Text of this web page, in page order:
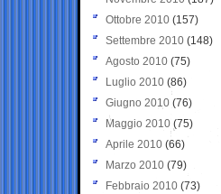
Ottobre 2010 (157)
Settembre 2010 (148)
Agosto 2010 (75)
Luglio 2010 (86)
Giugno 2010 (76)
Maggio 2010 (75)
Aprile 2010 (66)
Marzo 2010 (79)
Febbraio 2010 (73)